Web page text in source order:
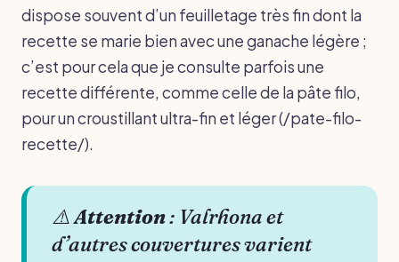
dispose souvent d’un feuilletage très fin dont la
recette se marie bien avec une ganache légère ;
c’est pour cela que je consulte parfois une
recette différente, comme celle de la pâte filo,
pour un croustillant ultra-fin et léger (/pate-filo-
recette/).
⚠️Attention: Valrhona et
d’autres couvertures varient